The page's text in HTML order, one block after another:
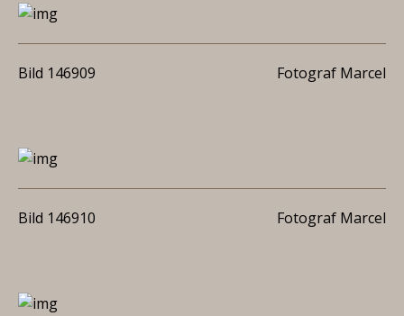
Bild 146909 Fotograf Marcel
Bild 146910 Fotograf Marcel